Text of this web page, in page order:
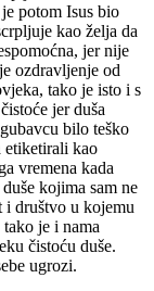
potom Isus bio
kao želja da
jer nije
ozdravljenje od
tako je isto i s
jer duša
bilo teško
etiketirali kao
vremena kada
kojima sam ne
i društvo u kojemu
je i nama
čistoću duše.
ugrozi.